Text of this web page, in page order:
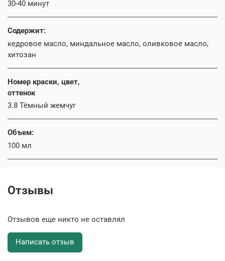
30-40 минут
Содержит:
кедровое масло, миндальное масло, оливковое масло,
хитозан
Номер краски, цвет,
оттенок
3.8 Тёмный жемчуг
Объем:
100 мл
Отзывы
Отзывов еще никто не оставлял
Написать отзыв